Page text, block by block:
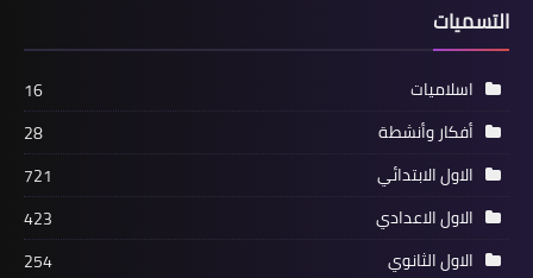
التسميات
اسلاميات
16
أفكار وأنشطة
28
الاول الابتدائي
721
الاول الاعدادي
423
الاول الثانوي
254